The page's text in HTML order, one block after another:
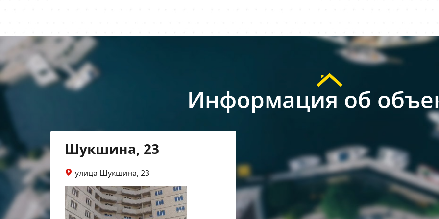
Информация об
Шукшина, 23
улица Шукшина, 23